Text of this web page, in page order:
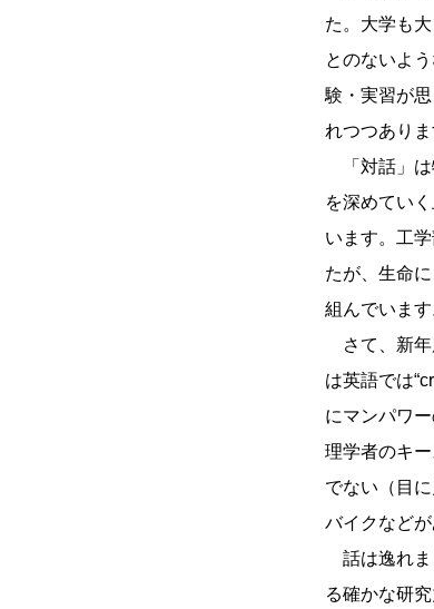
た。大学も
とのないよ
験・実習が
れつつあり
「対話」は
を深めてい
います。工
たが、生命
組んでいます
さて、新年
は英語では
にマンパワ
理学者のキ
でない（目
バイクなどが
話は逸れま
る確かな研